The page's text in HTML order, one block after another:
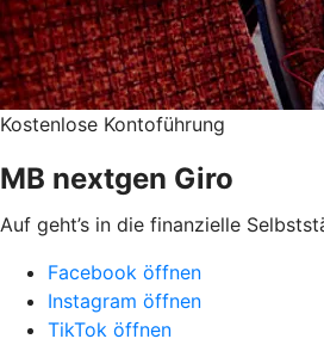
Kostenlose Kontoführung
MB nextgen Giro
Auf geht’s in die finanzielle
Facebook öffnen
Instagram öffnen
TikTok öffnen